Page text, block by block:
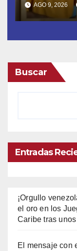
AGO 9, 2026
Buscar
Entradas
¡Orgullo
el oro en los
Caribe tras
El mensaje con